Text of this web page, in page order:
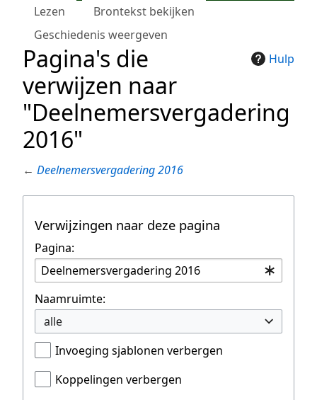
Lezen
Brontekst bekijken
Geschiedenis weergeven
Hulp
Pagina's die
verwijzen naar
"Deelnemersvergadering
2016"
← Deelnemersvergadering 2016
Verwijzingen naar deze pagina
Pagina:
Naamruimte:
alle
Invoeging sjablonen verbergen
Koppelingen verbergen